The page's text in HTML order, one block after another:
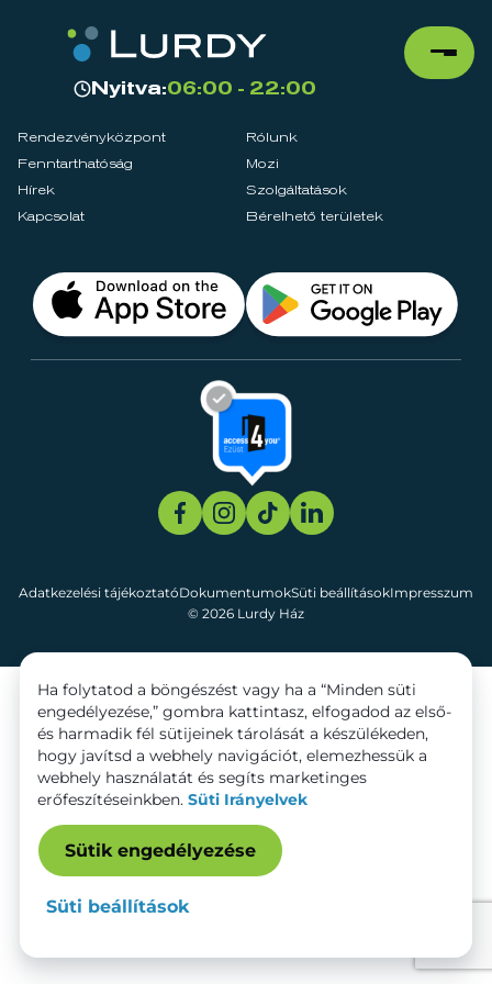
Nyitva:06:00 - 22:00
Rendezvényközpont
Rólunk
Fenntarthatóság
Mozi
Hírek
Szolgáltatások
Kapcsolat
Bérelhető területek
© 2026 Lurdy Ház
Adatkezelési tájékoztatóDokumentumokSüti beállításokImpresszum
Ha folytatod a böngészést vagy ha a “Minden süti
engedélyezése,” gombra kattintasz, elfogadod az első-
és harmadik fél sütijeinek tárolását a készülékeden,
hogy javítsd a webhely navigációt, elemezhessük a
webhely használatát és segíts marketinges
erőfeszítéseinkben. Süti Irányelvek
Sütik engedélyezése
Süti beállítások